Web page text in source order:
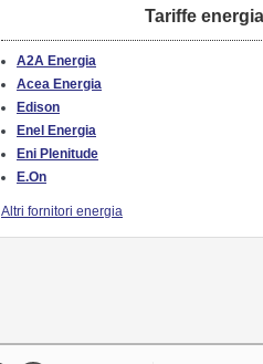
Tariffe
A2A Energia
Acea Energia
Edison
Enel Energia
Eni Plenitude
E.On
Altri fornitori energia